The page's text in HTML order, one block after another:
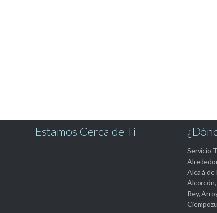
Estamos Cerca de Ti
Servicio
Alcalá de
Rey,